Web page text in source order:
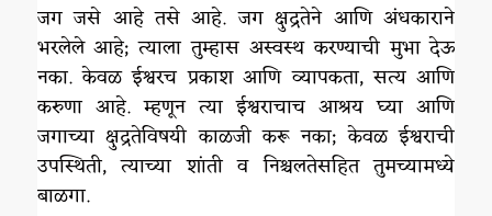
जग जसे आहे तसे आहे. जग क्षुद्रतेने आणि अंधकाराने
भरलेले आहे; त्याला तुम्हास अस्वस्थ करण्याची मुभा देऊ
नका. केवळ ईश्वरच प्रकाश आणि व्यापकता, सत्य आणि
करुणा आहे. म्हणून त्या ईश्वराचाच आश्रय घ्या आणि
जगाच्या क्षुद्रतेविषयी काळजी करू नका; केवळ ईश्वराची
उपस्थिती, त्याच्या शांती व निश्चलतेसहित तुमच्यामध्ये
बाळगा.